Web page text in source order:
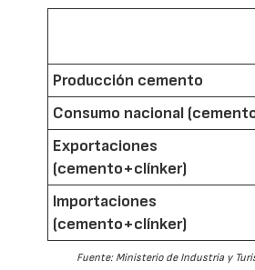
Producción cemento
Consumo nacional
Exportaciones
(cemento+clínker)
Importaciones
(cemento+clínker)
Fuente: Ministerio de Industria y